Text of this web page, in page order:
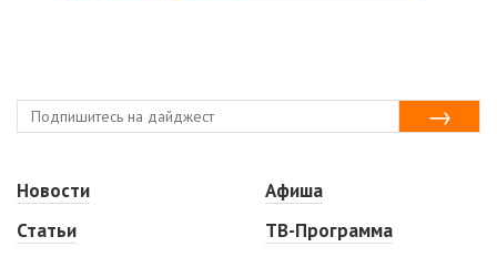
Новости
Статьи
Афиша
ТВ-Программа